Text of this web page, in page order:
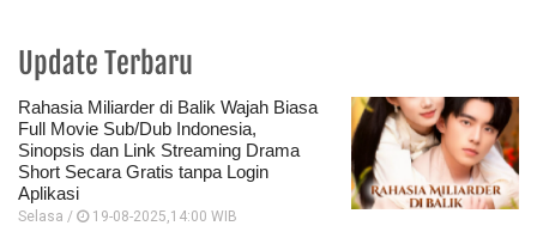
Update Terbaru
Rahasia Miliarder di Balik Wajah Biasa
Full Movie Sub/Dub Indonesia,
Sinopsis dan Link Streaming Drama
Short Secara Gratis tanpa Login
Aplikasi
Selasa / 19-08-2025,14:00 WIB